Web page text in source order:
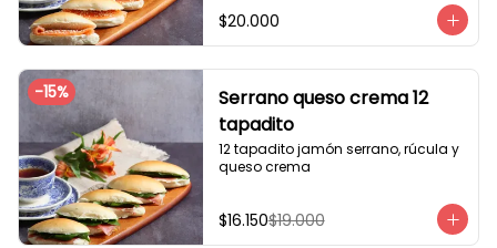
$20.000
-15%
Serrano queso crema 12
tapadito
12 tapadito jamón serrano, rúcula y
queso crema
$16.150$19.000